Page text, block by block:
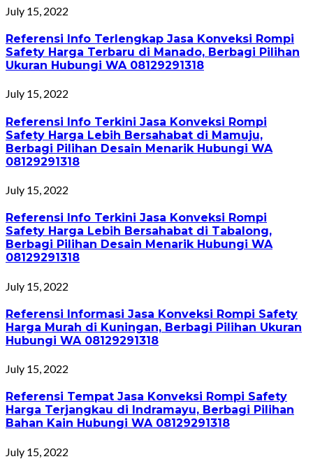
July 15, 2022
Referensi Info Terlengkap Jasa Konveksi Rompi
Safety Harga Terbaru di Manado, Berbagi Pilihan
Ukuran Hubungi WA 08129291318
July 15, 2022
Referensi Info Terkini Jasa Konveksi Rompi
Safety Harga Lebih Bersahabat di Mamuju,
Berbagi Pilihan Desain Menarik Hubungi WA
08129291318
July 15, 2022
Referensi Info Terkini Jasa Konveksi Rompi
Safety Harga Lebih Bersahabat di Tabalong,
Berbagi Pilihan Desain Menarik Hubungi WA
08129291318
July 15, 2022
Referensi Informasi Jasa Konveksi Rompi Safety
Harga Murah di Kuningan, Berbagi Pilihan Ukuran
Hubungi WA 08129291318
July 15, 2022
Referensi Tempat Jasa Konveksi Rompi Safety
Harga Terjangkau di Indramayu, Berbagi Pilihan
Bahan Kain Hubungi WA 08129291318
July 15, 2022